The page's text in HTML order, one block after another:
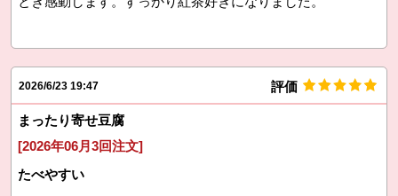
2026/6/23 19:47 評価
まったり寄せ豆腐
[2026年06月3回注文]
たべやすい